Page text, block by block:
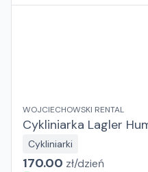
WOJCIECHOWSKI RENTAL
Cykliniarka Lagler
Cykliniarki
170.00 zł/dzień